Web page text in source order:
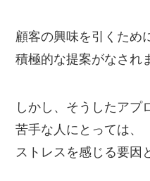
顧客の興味を引くため
積極的な提案がなされ
しかし、そうしたアプ
苦手な人にとっては、
ストレスを感じる要因